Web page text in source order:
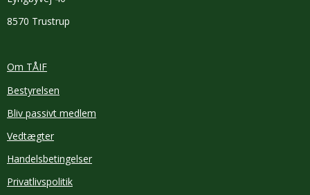
8570 Trustrup
Om TÅIF
Bestyrelsen
Bliv passivt medlem
Vedtægter
Handelsbetingelser
Privatlivspolitik